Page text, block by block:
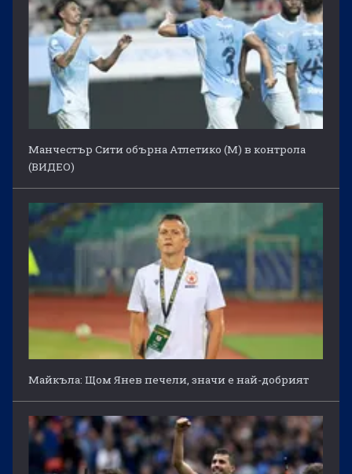
Манчестър Сити обърна Атлетико (М) в контрола
(ВИДЕО)
Майкъла: Щом Янев печели, значи е най-добрият